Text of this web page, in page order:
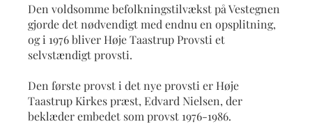
Den voldsomme befolkningstilvækst på Vestegnen
gjorde det nødvendigt med endnu en opsplitning,
og i 1976 bliver Høje Taastrup Provsti et
selvstændigt provsti.
Den første provst i det nye provsti er Høje
Taastrup Kirkes præst, Edvard Nielsen, der
beklæder embedet som provst 1976-1986.